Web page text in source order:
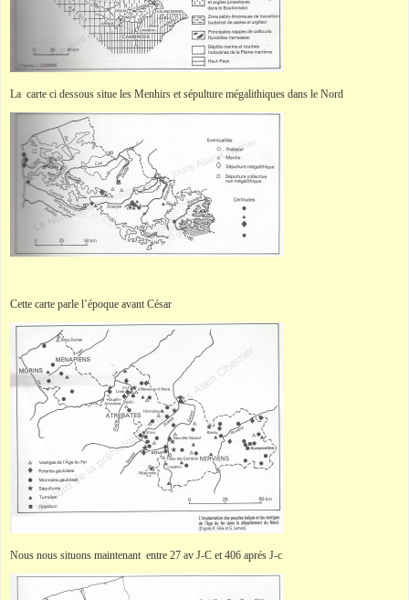
La carte ci dessous situe les Menhirs et sépulture mégalithiques dans le Nord
Cette carte parle l’époque avant César
Nous nous situons maintenant entre 27 av J-C et 406 aprés J-c